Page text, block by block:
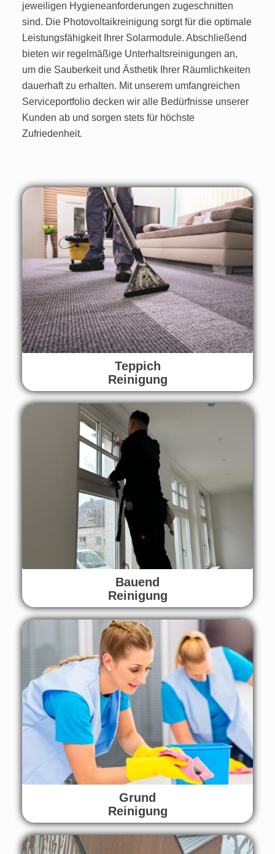
jeweiligen Hygieneanforderungen zugeschnitten
sind. Die Photovoltaikreinigung sorgt für die optimale
Leistungsfähigkeit Ihrer Solarmodule. Abschließend
bieten wir regelmäßige Unterhaltsreinigungen an,
um die Sauberkeit und Ästhetik Ihrer Räumlichkeiten
dauerhaft zu erhalten. Mit unserem umfangreichen
Serviceportfolio decken wir alle Bedürfnisse unserer
Kunden ab und sorgen stets für höchste
Zufriedenheit.
Teppich
Reinigung
Bauend
Reinigung
Grund
Reinigung